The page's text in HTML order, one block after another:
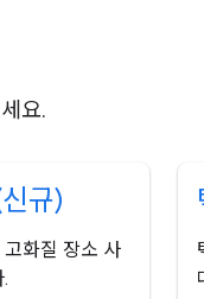
요.
규)
화질 장소 사